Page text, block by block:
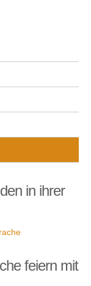
in ihrer
feiern mit